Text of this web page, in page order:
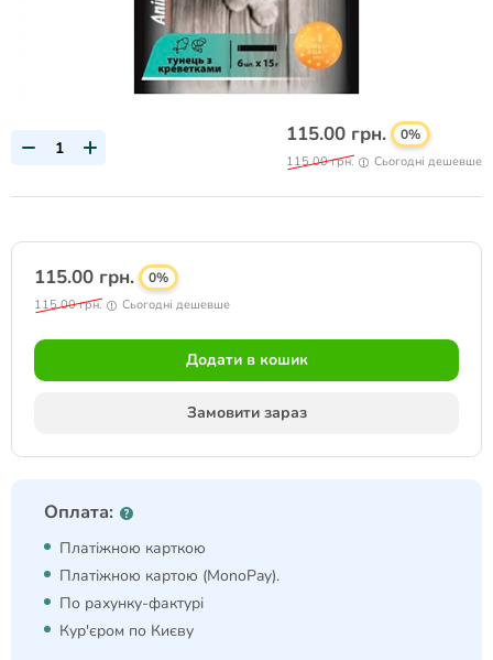
115.00 грн. 0%
115.00 грн. Сьогодні дешевше
115.00 грн. 0%
115.00 грн. Сьогодні дешевше
Додати в кошик
Замовити зараз
Оплата:
Платіжною карткою
Платіжною картою (MonoPay).
По рахунку-фактурі
Кур'єром по Києву